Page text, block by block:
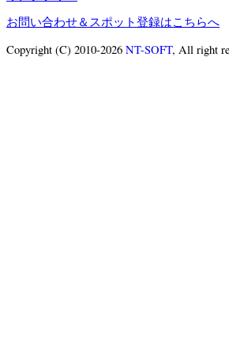
お問い合わせ＆スポット登録はこちらへ
Copyright (C) 2010-2026 NT-SOFT, All right